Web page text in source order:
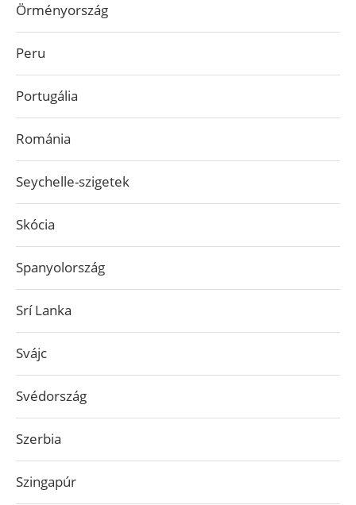
Örményország
Peru
Portugália
Románia
Seychelle-szigetek
Skócia
Spanyolország
Srí Lanka
Svájc
Svédország
Szerbia
Szingapúr